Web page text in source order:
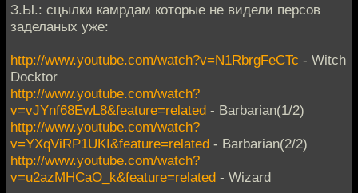
З.Ы.: сцылки камрдам которые не видели персов
заделаных уже:
http://www.youtube.com/watch?v=N1RbrgFeCTc - Witch
Docktor
http://www.youtube.com/watch?
v=vJYnf68EwL8&feature=related - Barbarian(1/2)
http://www.youtube.com/watch?
v=YXqViRP1UKI&feature=related - Barbarian(2/2)
http://www.youtube.com/watch?
v=u2azMHCaO_k&feature=related - Wizard